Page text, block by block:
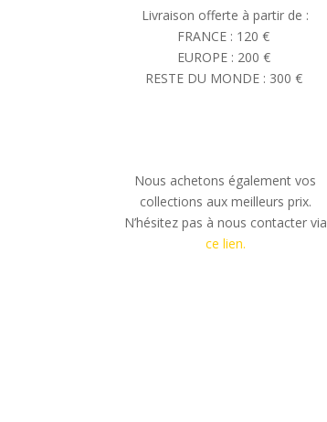
Livraison offerte à partir de :
FRANCE : 120 €
EUROPE : 200 €
RESTE DU MONDE : 300 €
Nous achetons également vos
collections aux meilleurs prix.
N’hésitez pas à nous contacter via
ce lien.